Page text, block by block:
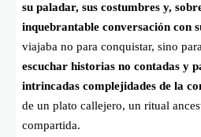
su paladar, sus costumbres y,
inquebrantable conversación con
viajaba no para conquistar, sino para
escuchar historias no contadas y
intrincadas complejidades de la
de un plato callejero, un ritual
compartida.